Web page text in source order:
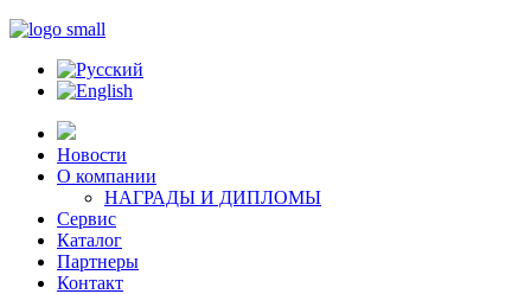
Новости
О компании
НАГРАДЫ И ДИПЛОМЫ
Сервис
Каталог
Партнеры
Контакт